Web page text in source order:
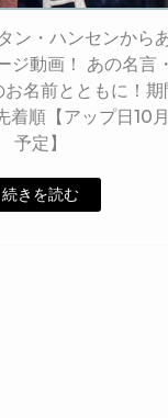
ン・ハンセンから
ジ動画！ あの名言
お名前とともに！期
着順【アップ日10
予定】
続きを読む